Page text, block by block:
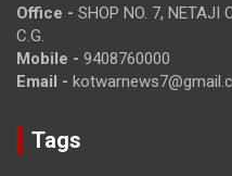
Office - SHOP NO. 7, NETAJI
C.G.
Mobile - 9408760000
Email -
Tags